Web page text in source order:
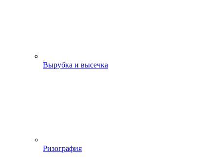
Вырубка и высечка
Ризография